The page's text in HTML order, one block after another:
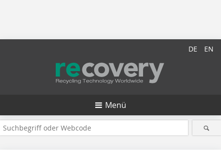
DE EN
Menü